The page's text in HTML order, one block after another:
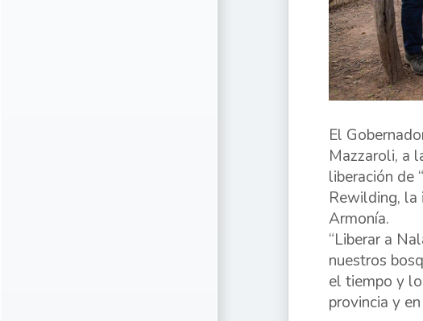
El
Mazzaroli, a
liberación de
Rewilding, la
Armonía.
“Liberar a
nuestros
el tiempo y
provincia y